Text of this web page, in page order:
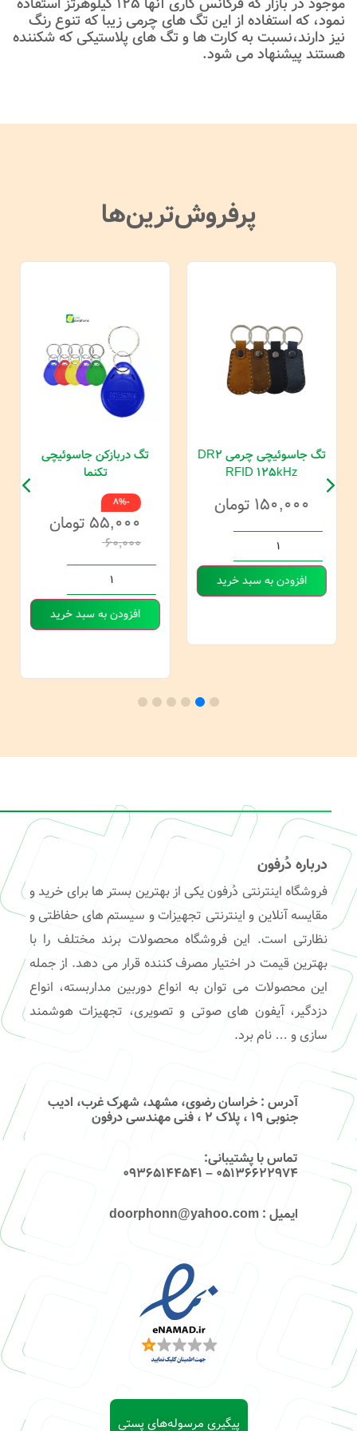
نمود، که استفاده از این تگ های چرمی زیبا که تنوع رنگ
نیز دارند،نسبت به کارت ها و تگ های پلاستیکی که شکننده
هستند پیشنهاد می شود.
پرفروش‌ترین‌ها
تگ جاسوئیچی چرمی DR2
RFID 125kHz
۱۵۰,۰۰۰ تومان
افزودن به سبد خرید
تگ دربازکن جاسوئیچی
تکنما
۶۰,۰۰۰
۵۵,۰۰۰ تومان
-8%
افزودن به سبد خرید
درباره دُرفون
فروشگاه اینترنتی دُرفون یکی از بهترین بستر ها برای خرید و
مقایسه آنلاین و اینترنتی تجهیزات و سیستم های حفاظتی و
نظارتی است. این فروشگاه محصولات برند مختلف را با
بهترین قیمت در اختیار مصرف کننده قرار می دهد. از جمله
این محصولات می توان به انواع دوربین مداربسته، انواع
دزدگیر، آیفون های صوتی و تصویری، تجهیزات هوشمند
سازی و … نام برد.
آدرس : خراسان رضوی، مشهد، شهرک غرب، ادیب
جنوبی ۱۹ ، پلاک ۲ ، فنی مهندسی درفون
تماس با پشتیبانی:
۰۵۱۳۶۶۲۲۹۷۴ – 09365144541
ایمیل : doorphonn@yahoo.com
پیگیری مرسوله‌های پستی